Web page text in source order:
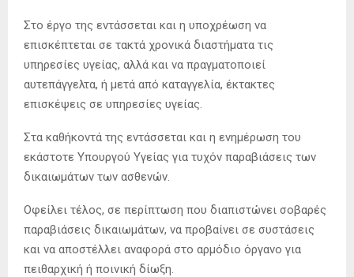
Στο έργο της εντάσσεται και η υποχρέωση να
επισκέπτεται σε τακτά χρονικά διαστήματα τις
υπηρεσίες υγείας, αλλά και να πραγματοποιεί
αυτεπάγγελτα, ή μετά από καταγγελία, έκτακτες
επισκέψεις σε υπηρεσίες υγείας.
Στα καθήκοντά της εντάσσεται και η ενημέρωση του
εκάστοτε Υπουργού Υγείας για τυχόν παραβιάσεις των
δικαιωμάτων των ασθενών.
Οφείλει τέλος, σε περίπτωση που διαπιστώνει σοβαρές
παραβιάσεις δικαιωμάτων, να προβαίνει σε συστάσεις
και να αποστέλλει αναφορά στο αρμόδιο όργανο για
πειθαρχική ή ποινική δίωξη.